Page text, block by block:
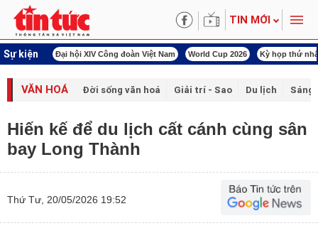
TIN MỚI
Sự kiện
Việt Nam World Cup 2026 Kỳ họp thứ nhất Quốc hội khóa XVI Đảm bảo
VĂN HOÁ Đời sống văn hoá Giải trí - Sao Du lịch Sáng
Hiến kế để du lịch cất cánh cùng sân
bay Long Thành
Thứ Tư, 20/05/2026 19:52